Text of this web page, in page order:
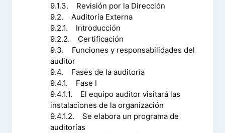
9.1.3. Revisión por la Dirección
9.2. Auditoría Externa
9.2.1. Introducción
9.2.2. Certificación
9.3. Funciones y responsabilidades del
auditor
9.4. Fases de la auditoría
9.4.1. Fase I
9.4.1.1. El equipo auditor visitará las
instalaciones de la organización
9.4.1.2. Se elabora un programa de
auditorías